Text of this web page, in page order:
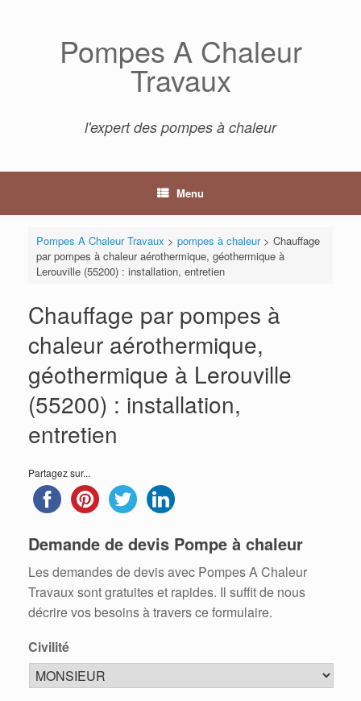
Pompes A Chaleur
Travaux
l'expert des pompes à chaleur
Menu
Pompes A Chaleur Travaux > pompes à chaleur> Chauffage
par pompes à chaleur aérothermique, géothermique à
Lerouville (55200) : installation, entretien
Chauffage par pompes à
chaleur aérothermique,
géothermique à Lerouville
(55200) : installation,
entretien
Partagez sur...
Demande de devis Pompe à chaleur
Les demandes de devis avec Pompes A Chaleur
Travaux sont gratuites et rapides. Il suffit de nous
décrire vos besoins à travers ce formulaire.
Civilité